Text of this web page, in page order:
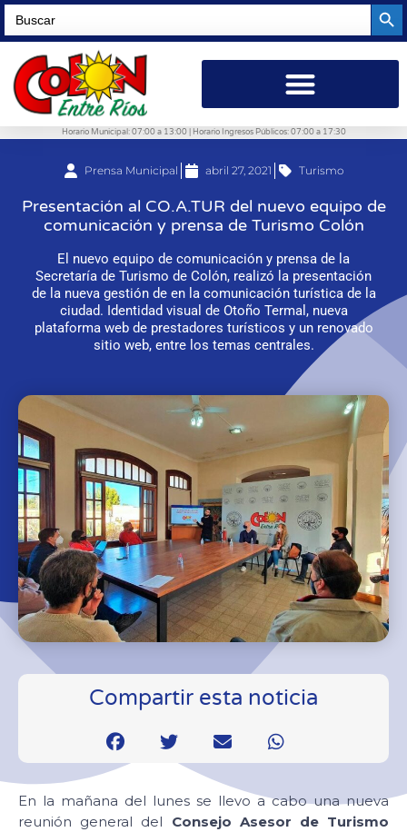
Search
for:
Horario Municipal: 07:00 a 13:00 | Horario Ingresos Públicos: 07:00 a 17:30
Prensa Municipal abril 27, 2021 Turismo
Presentación al CO.A.TUR del nuevo equipo de
comunicación y prensa de Turismo Colón
El nuevo equipo de comunicación y prensa de la
Secretaría de Turismo de Colón, realizó la presentación
de la nueva gestión de en la comunicación turística de la
ciudad. Identidad visual de Otoño Termal, nueva
plataforma web de prestadores turísticos y un renovado
sitio web, entre los temas centrales.
Compartir esta noticia
En la mañana del lunes se llevo a cabo una nueva
reunión general del Consejo Asesor de Turismo